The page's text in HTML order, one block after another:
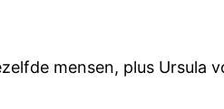
mensen, plus Ursula